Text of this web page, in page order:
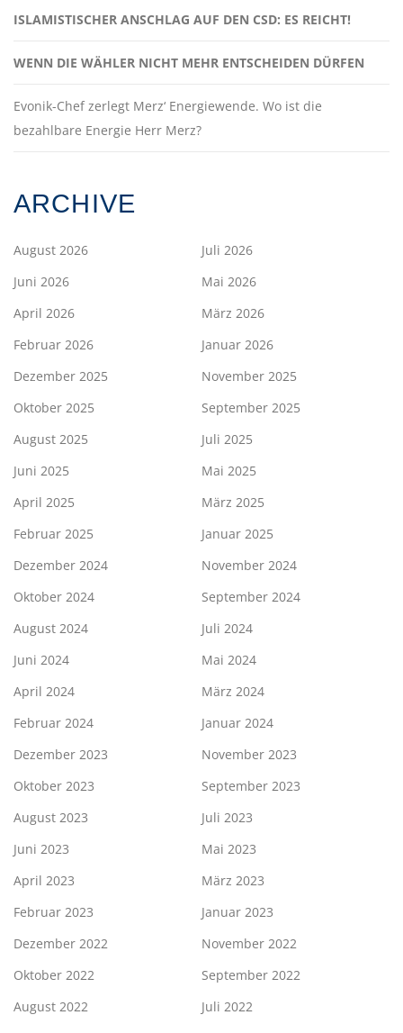
ISLAMISTISCHER ANSCHLAG AUF DEN CSD: ES REICHT!
WENN DIE WÄHLER NICHT MEHR ENTSCHEIDEN DÜRFEN
Evonik-Chef zerlegt Merz‘ Energiewende. Wo ist die
bezahlbare Energie Herr Merz?
ARCHIVE
August 2026
Juli 2026
Juni 2026
Mai 2026
April 2026
März 2026
Februar 2026
Januar 2026
Dezember 2025
November 2025
Oktober 2025
September 2025
August 2025
Juli 2025
Juni 2025
Mai 2025
April 2025
März 2025
Februar 2025
Januar 2025
Dezember 2024
November 2024
Oktober 2024
September 2024
August 2024
Juli 2024
Juni 2024
Mai 2024
April 2024
März 2024
Februar 2024
Januar 2024
Dezember 2023
November 2023
Oktober 2023
September 2023
August 2023
Juli 2023
Juni 2023
Mai 2023
April 2023
März 2023
Februar 2023
Januar 2023
Dezember 2022
November 2022
Oktober 2022
September 2022
August 2022
Juli 2022